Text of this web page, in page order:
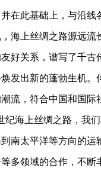
并在此基础上，与沿
海上丝绸之路源远流
好关系，谱写了千
发出新的蓬勃生机
流，符合中国和国际
纪海上丝绸之路，我
南太平洋等方向的
多领域的合作，不断